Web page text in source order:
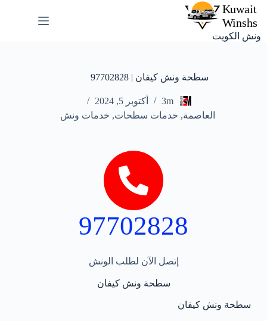
ونش الكويت
سطحة ونش كيفان | 97702828
3m
أكتوبر 5, 2024
العاصمة, خدمات سطحات, خدمات ونش
97702828
إتصل الآن لطلب الونش
سطحة ونش كيفان
سطحة ونش كيفان